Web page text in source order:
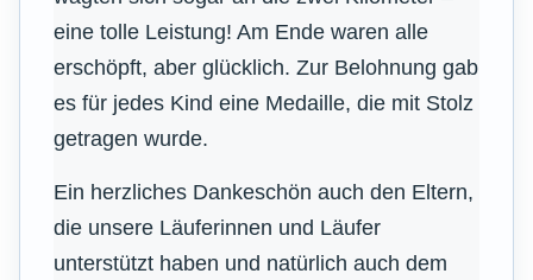
eine tolle Leistung! Am Ende waren alle
erschöpft, aber glücklich. Zur Belohnung gab
es für jedes Kind eine Medaille, die mit Stolz
getragen wurde.
Ein herzliches Dankeschön auch den Eltern,
die unsere Läuferinnen und Läufer
unterstützt haben und natürlich auch dem